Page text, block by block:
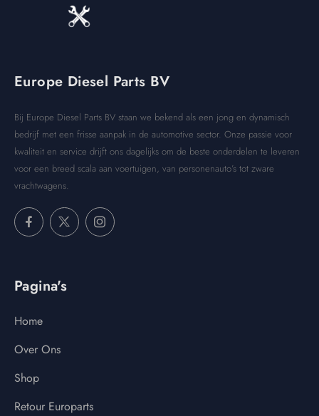
Europe Diesel Parts BV
Bij Europe Diesel Parts BV staan we bekend als een jong en dynamisch
bedrijf met een frisse aanpak in de automotive sector. Onze passie voor
kwaliteit en service drijft ons dagelijks om de beste onderdelen te leveren
voor een breed scala aan voertuigen, van personenauto’s tot zware
vrachtwagens.
Pagina's
Home
Over Ons
Shop
Retour Europarts